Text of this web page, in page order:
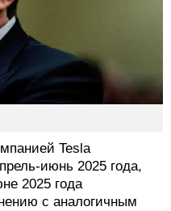
Tesla
июнь 2025 года,
2025 года
с аналогичным